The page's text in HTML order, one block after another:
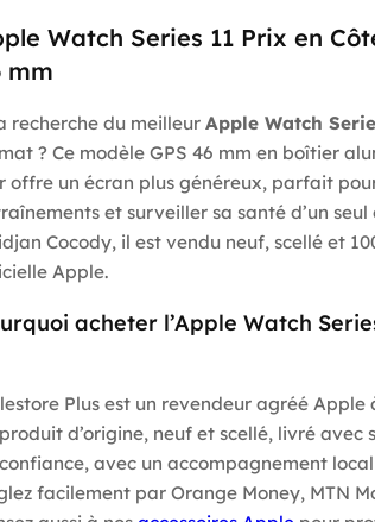
Watch Series 11 Prix en
mm
recherche du meilleurApple Watch
? Ce modèle GPS 46 mm en boîtier
offre un écran plus généreux, parfait
et surveiller sa santé d’un seul
Cocody, il est vendu neuf, scellé et
Apple.
acheter l’Apple Watch
Plus est un revendeur agréé
d’origine, neuf et scellé, livré avec
avec un accompagnement
facilement par Orange Money, MTN